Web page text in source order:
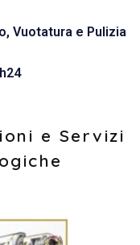
Vuotatura e Pulizia
e Servizi